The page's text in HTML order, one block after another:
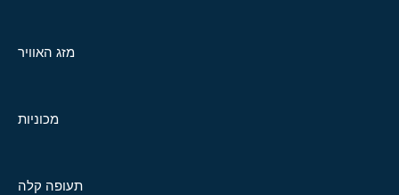
מזג האוויר
מכוניות
תעופה קלה